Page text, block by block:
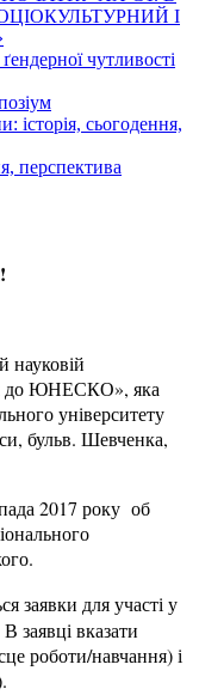
І
чутливості
історія, сьогодення,
перспектива
науковій
до ЮНЕСКО», яка
університету
бульв. Шевченка,
2017 року об
заявки для участі у
заявці вказати
роботи/навчання) і